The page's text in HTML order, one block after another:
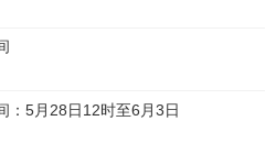
：5月28日12时至6月3日